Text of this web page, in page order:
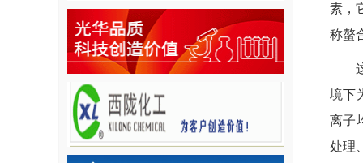
素，
称螯
境下
离子
处理